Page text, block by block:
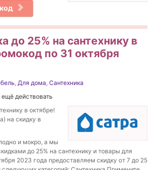
до 25% на сантехнику в
по 31 октября
, Для дома, Сантехника
действовать
в октябре!
на скидку в
и мокро, а мы
до 25% на сантехнику и товары для
2023 года предоставляем скидку от 7 до 25